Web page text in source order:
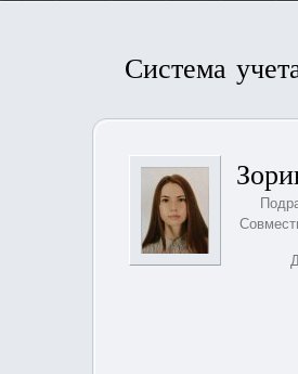
Система